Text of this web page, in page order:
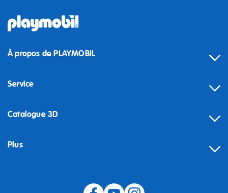
À propos de PLAYMOBIL
Service
Catalogue 3D
Plus